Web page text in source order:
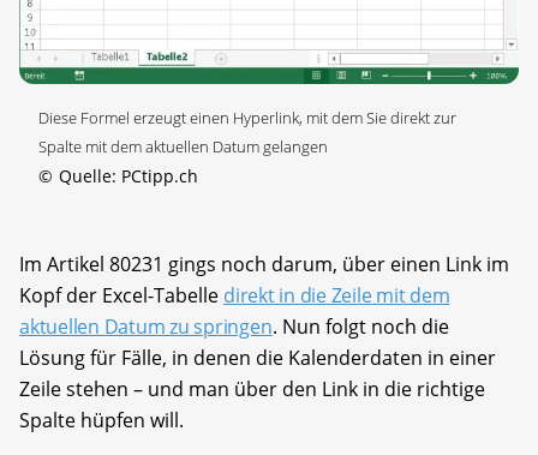
Diese Formel erzeugt einen Hyperlink, mit dem Sie direkt zur
Spalte mit dem aktuellen Datum gelangen
© Quelle: PCtipp.ch
Im Artikel 80231 gings noch darum, über einen Link im
Kopf der Excel-Tabelle direkt in die Zeile mit dem
aktuellen Datum zu springen. Nun folgt noch die
Lösung für Fälle, in denen die Kalenderdaten in einer
Zeile stehen – und man über den Link in die richtige
Spalte hüpfen will.